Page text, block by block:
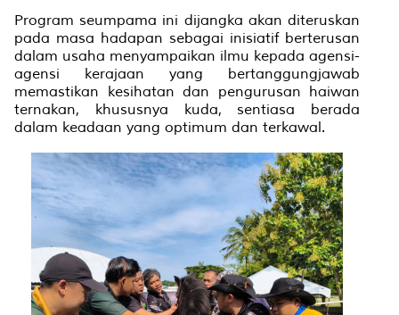
Program seumpama ini dijangka akan diteruskan
pada masa hadapan sebagai inisiatif berterusan
dalam usaha menyampaikan ilmu kepada agensi-
agensi kerajaan yang bertanggungjawab
memastikan kesihatan dan pengurusan haiwan
ternakan, khususnya kuda, sentiasa berada
dalam keadaan yang optimum dan terkawal.